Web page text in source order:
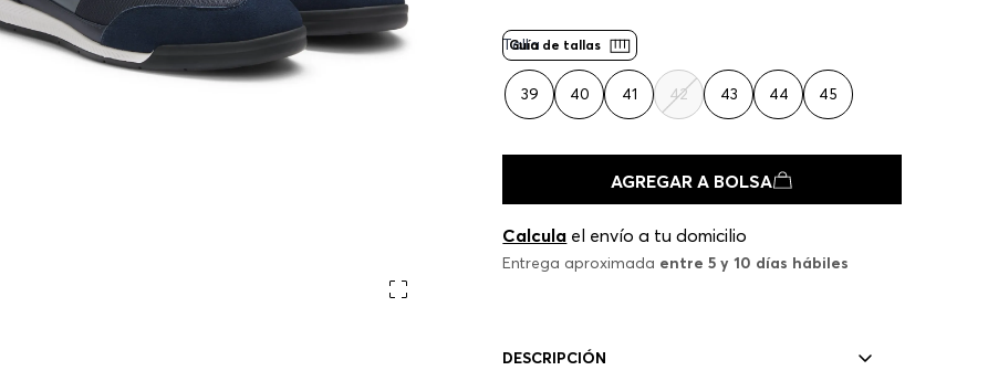
Guía de tallas
Talla
39 40 41 42 43 44 45
AGREGAR A BOLSA
Calcula el envío a tu domicilio
Entrega aproximada entre 5 y 10 días hábiles
DESCRIPCIÓN